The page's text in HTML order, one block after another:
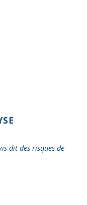
dit des risques de